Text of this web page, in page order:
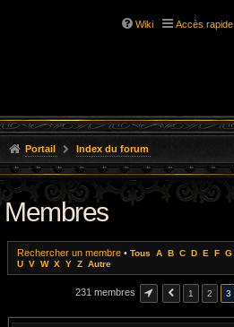
Wiki Accès rapide
Portail Index du forum
Membres
Rechercher un membre • Tous A B C D E F G
U V W X Y Z Autre
231 membres 1 2 3